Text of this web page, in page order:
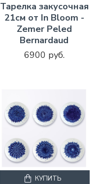
Тарелка закусочная
21см от In Bloom -
Zemer Peled
Bernardaud
6900 руб.
КУПИТЬ